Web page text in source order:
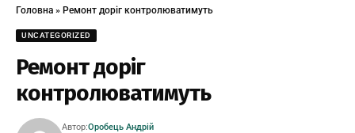
Головна » Ремонт доріг контролюватимуть
UNCATEGORIZED
Ремонт доріг
контролюватимуть
Автор:Оробець Андрій